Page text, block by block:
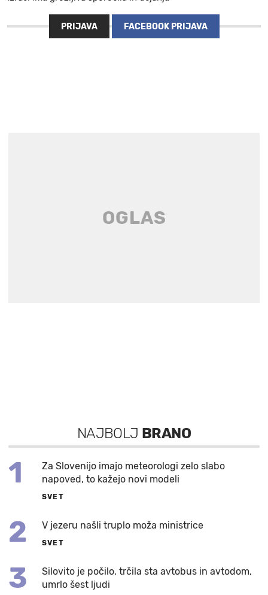
PRIJAVA FACEBOOK PRIJAVA
NAJBOLJ BRANO
1
Za Slovenijo imajo meteorologi zelo slabo
napoved, to kažejo novi modeli
SVET
2 V jezeru našli truplo moža ministrice
SVET
3
Silovito je počilo, trčila sta avtobus in avtodom,
umrlo šest ljudi